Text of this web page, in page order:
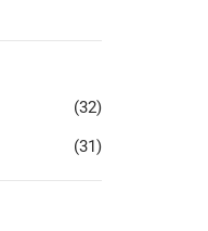
(32)
(31)